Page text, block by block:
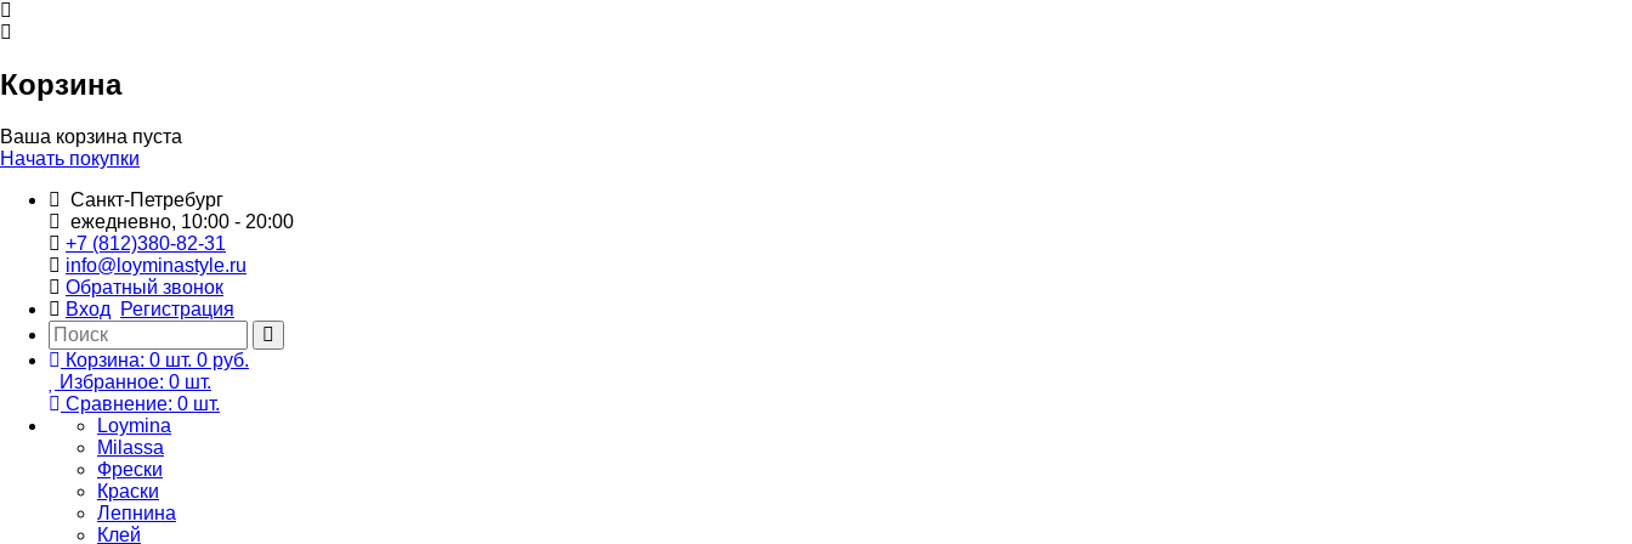
Корзина
Ваша корзина пуста
Начать покупки
Санкт-Петребург
ежедневно, 10:00 - 20:00
+7 (812)380-82-31
info@loyminastyle.ru
Обратный звонок
Вход
Регистрация
Корзина: 0 шт. 0 руб.
Избранное: 0 шт.
Сравнение: 0 шт.
Loymina
Milassa
Фрески
Краски
Лепнина
Клей